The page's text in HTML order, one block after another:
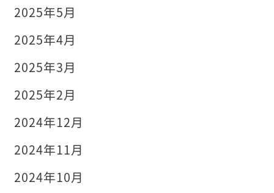
2025年5月
2025年4月
2025年3月
2025年2月
2024年12月
2024年11月
2024年10月